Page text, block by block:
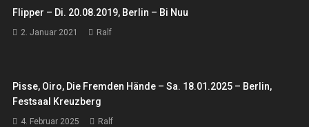
Flipper – Di. 20.08.2019, Berlin – Bi Nuu
2. Januar 2021 Ralf
Pisse, Oiro, Die Fremden Hände – Sa. 18.01.2025 – Berlin,
Festsaal Kreuzberg
4. Februar 2025 Ralf